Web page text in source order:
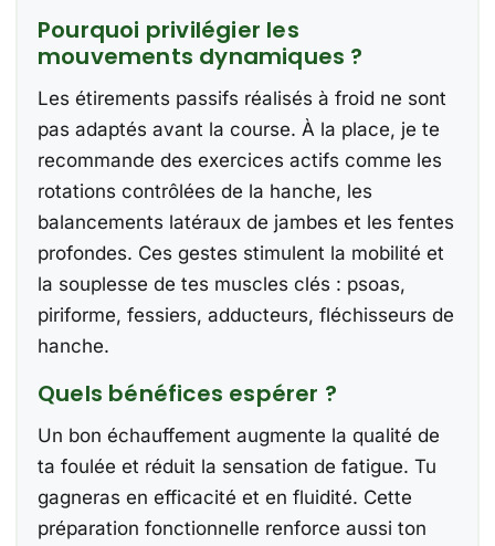
Pourquoi privilégier les
mouvements dynamiques ?
Les étirements passifs réalisés à froid ne sont
pas adaptés avant la course. À la place, je te
recommande des exercices actifs comme les
rotations contrôlées de la hanche, les
balancements latéraux de jambes et les fentes
profondes. Ces gestes stimulent la mobilité et
la souplesse de tes muscles clés : psoas,
piriforme, fessiers, adducteurs, fléchisseurs de
hanche.
Quels bénéfices espérer ?
Un bon échauffement augmente la qualité de
ta foulée et réduit la sensation de fatigue. Tu
gagneras en efficacité et en fluidité. Cette
préparation fonctionnelle renforce aussi ton